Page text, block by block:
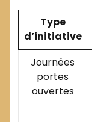
Type
d’initiative
Journées
portes
ouvertes